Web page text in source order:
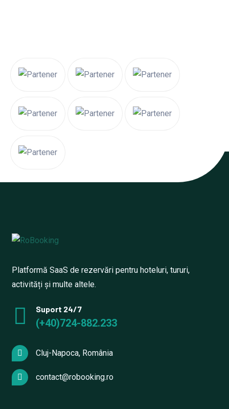
Platformă SaaS de rezervări pentru hoteluri, tururi,
activități și multe altele.
Suport 24/7
(+40)724-882.233
Cluj-Napoca, România
contact@robooking.ro